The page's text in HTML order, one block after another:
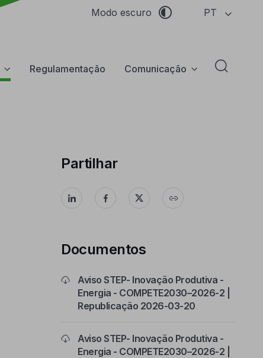
Modo escuro PT
Regulamentação Comunicação Abrir
Partilhar
Documentos
Aviso STEP- Inovação Produtiva -
Energia - COMPETE2030–2026-2 |
Republicação 2026-03-20
Aviso STEP- Inovação Produtiva -
Energia - COMPETE2030–2026-2 |